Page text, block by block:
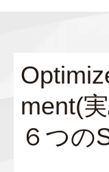
ment(
６つの